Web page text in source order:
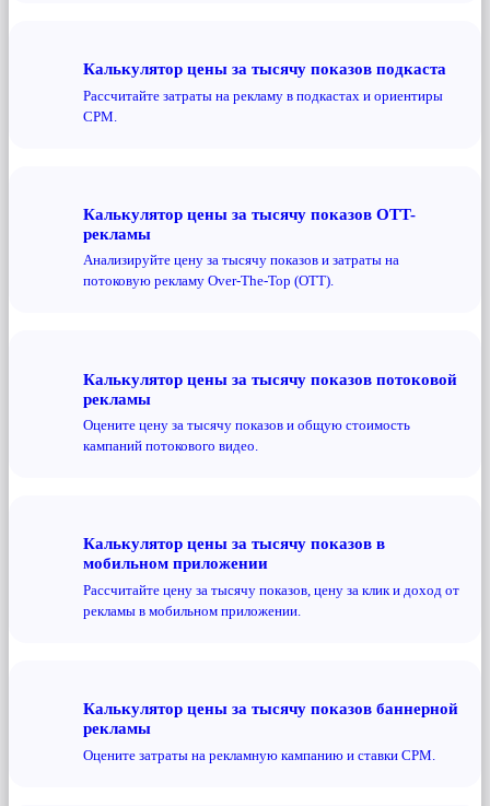
Калькулятор цены за тысячу показов подкаста
Рассчитайте затраты на рекламу в подкастах и ​​ориентиры
CPM.
Калькулятор цены за тысячу показов OTT-
рекламы
Анализируйте цену за тысячу показов и затраты на
потоковую рекламу Over-The-Top (OTT).
Калькулятор цены за тысячу показов потоковой
рекламы
Оцените цену за тысячу показов и общую стоимость
кампаний потокового видео.
Калькулятор цены за тысячу показов в
мобильном приложении
Рассчитайте цену за тысячу показов, цену за клик и доход от
рекламы в мобильном приложении.
Калькулятор цены за тысячу показов баннерной
рекламы
Оцените затраты на рекламную кампанию и ставки CPM.